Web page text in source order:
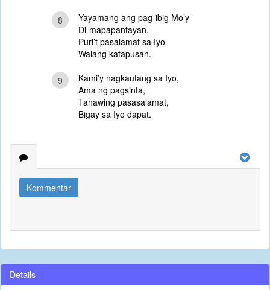
8
Yayamang ang pag-ibig Mo’y
Di-mapapantayan,
Puri’t pasalamat sa Iyo
Walang katapusan.
9
Kami’y nagkautang sa Iyo,
Ama ng pagsinta,
Tanawing pasasalamat,
Bigay sa Iyo dapat.
Kommentar
Details